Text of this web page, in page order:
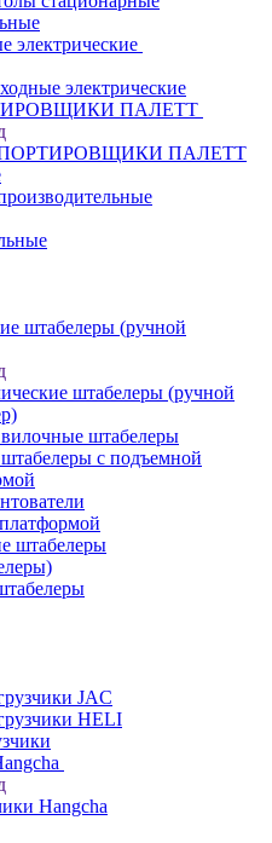
электрические
электрические
ПАЛЕТТ
ПАЛЕТТ
штабелеры (ручной
штабелеры (ручной
штабелеры
с подъемной
штабелеры
JAC
HELI
Hangcha